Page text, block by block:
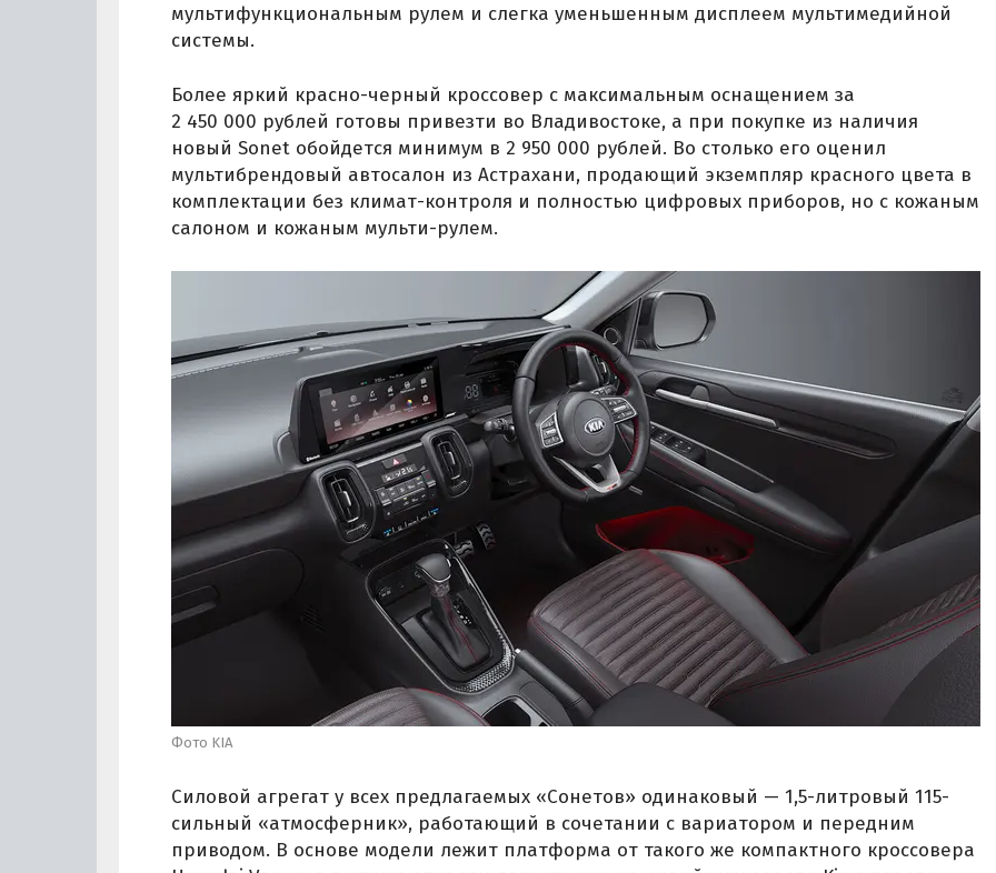
мультифункциональным рулем и слегка уменьшенным дисплеем мультимедийной
системы.
Более яркий красно-черный кроссовер с максимальным оснащением за
2 450 000 рублей готовы привезти во Владивостоке, а при покупке из наличия
новый Sonet обойдется минимум в 2 950 000 рублей. Во столько его оценил
мультибрендовый автосалон из Астрахани, продающий экземпляр красного цвета в
комплектации без климат-контроля и полностью цифровых приборов, но с кожаным
салоном и кожаным мульти-рулем.
Фото KIA
Силовой агрегат у всех предлагаемых «Сонетов» одинаковый — 1,5-литровый 115-
сильный «атмосферник», работающий в сочетании с вариатором и передним
приводом. В основе модели лежит платформа от такого же компактного кроссовера